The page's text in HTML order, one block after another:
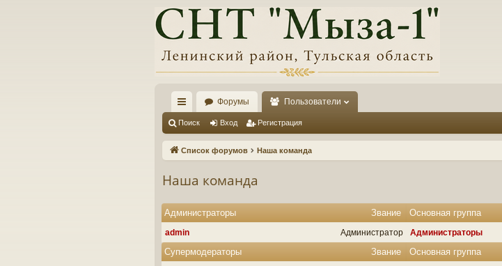
с
ы
и
Форумы Пользователи
Поиск Вход Регистрация
Список форумов Наша команда
Наша команда
Звание
Администраторы Основная группа
Администратор
admin Администраторы
Звание
Супермодераторы Основная группа